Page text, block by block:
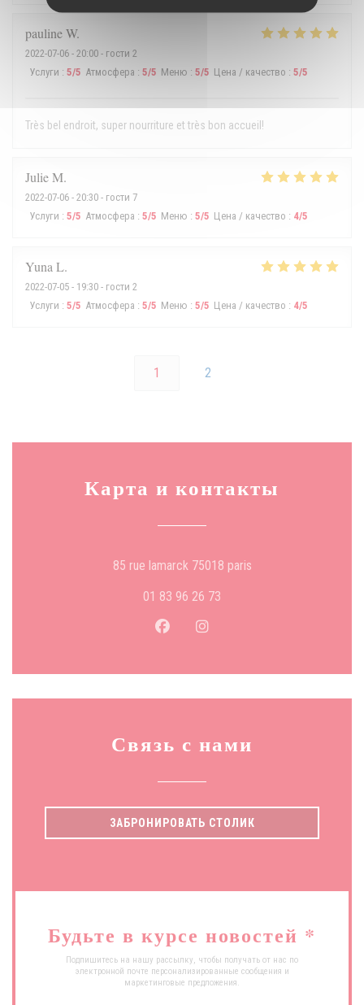
paulineW
2022-07-06 - 20:00 - гости 2
Услуги : 5/5 Атмосфера : 5/5 Меню : 5/5 Цена / качество : 5/5
Très bel endroit, super nourriture et très bon accueil!
JulieM
2022-07-06 - 20:30 - гости 7
Услуги : 5/5 Атмосфера : 5/5 Меню : 5/5 Цена / качество : 4/5
Yuna L
2022-07-05 - 19:30 - гости 2
Услуги : 5/5 Атмосфера : 5/5 Меню : 5/5 Цена / качество : 4/5
1 2
Карта и контакты
85 rue lamarck 75018 paris((открывается в
01 83 96 26 73
Facebook ((открывается в
Instagram ((открывается
Связь с нами
ЗАБРОНИРОВАТЬ СТОЛИК
Будьте в курсе новостей *
Подпишитесь на нашу рассылку, чтобы получать от нас по
электронной почте персонализированные сообщения и
маркетинговые предложения.